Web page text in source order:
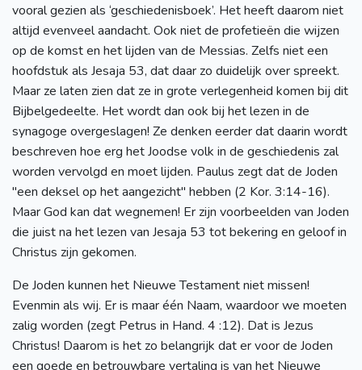
vooral gezien als ‘geschiedenisboek’. Het heeft daarom niet
altijd evenveel aandacht. Ook niet de profetieën die wijzen
op de komst en het lijden van de Messias. Zelfs niet een
hoofdstuk als Jesaja 53, dat daar zo duidelijk over spreekt.
Maar ze laten zien dat ze in grote verlegenheid komen bij dit
Bijbelgedeelte. Het wordt dan ook bij het lezen in de
synagoge overgeslagen! Ze denken eerder dat daarin wordt
beschreven hoe erg het Joodse volk in de geschiedenis zal
worden vervolgd en moet lijden. Paulus zegt dat de Joden
"een deksel op het aangezicht" hebben (2 Kor. 3:14-16).
Maar God kan dat wegnemen! Er zijn voorbeelden van Joden
die juist na het lezen van Jesaja 53 tot bekering en geloof in
Christus zijn gekomen.
De Joden kunnen het Nieuwe Testament niet missen!
Evenmin als wij. Er is maar één Naam, waardoor we moeten
zalig worden (zegt Petrus in Hand. 4 :12). Dat is Jezus
Christus! Daarom is het zo belangrijk dat er voor de Joden
een goede en betrouwbare vertaling is van het Nieuwe